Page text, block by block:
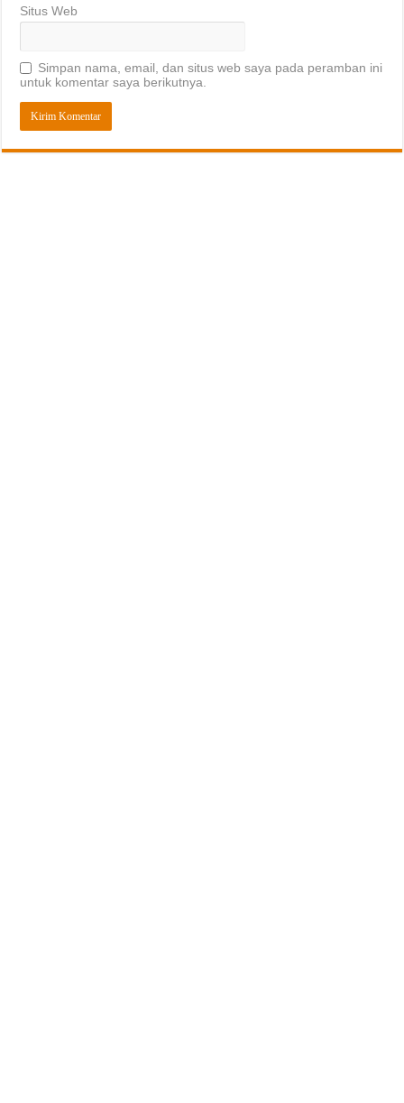
Situs Web
Simpan nama, email, dan situs web saya pada peramban ini
untuk komentar saya berikutnya.